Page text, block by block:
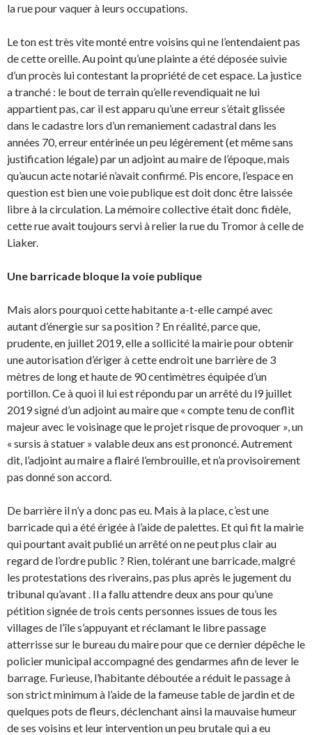
la rue pour vaquer à leurs occupations.
Le ton est très vite monté entre voisins qui ne l’entendaient pas
de cette oreille. Au point qu’une plainte a été déposée suivie
d’un procès lui contestant la propriété de cet espace. La justice
a tranché : le bout de terrain qu’elle revendiquait ne lui
appartient pas, car il est apparu qu’une erreur s’était glissée
dans le cadastre lors d’un remaniement cadastral dans les
années 70, erreur entérinée un peu légèrement (et même sans
justification légale) par un adjoint au maire de l’époque, mais
qu’aucun acte notarié n’avait confirmé. Pis encore, l’espace en
question est bien une voie publique est doit donc être laissée
libre à la circulation. La mémoire collective était donc fidèle,
cette rue avait toujours servi à relier la rue du Tromor à celle de
Liaker.
Une barricade bloque la voie publique
Mais alors pourquoi cette habitante a-t-elle campé avec
autant d’énergie sur sa position ? En réalité, parce que,
prudente, en juillet 2019, elle a sollicité la mairie pour obtenir
une autorisation d’ériger à cette endroit une barrière de 3
mètres de long et haute de 90 centimètres équipée d’un
portillon. Ce à quoi il lui est répondu par un arrêté du l9 juillet
2019 signé d’un adjoint au maire que « compte tenu de conflit
majeur avec le voisinage que le projet risque de provoquer », un
« sursis à statuer » valable deux ans est prononcé. Autrement
dit, l’adjoint au maire a flairé l’embrouille, et n’a provisoirement
pas donné son accord.
De barrière il n’y a donc pas eu. Mais à la place, c’est une
barricade qui a été érigée à l’aide de palettes. Et qui fit la mairie
qui pourtant avait publié un arrêté on ne peut plus clair au
regard de l’ordre public ? Rien, tolérant une barricade, malgré
les protestations des riverains, pas plus après le jugement du
tribunal qu’avant . Il a fallu attendre deux ans pour qu’une
pétition signée de trois cents personnes issues de tous les
villages de l’île s’appuyant et réclamant le libre passage
atterrisse sur le bureau du maire pour que ce dernier dépêche le
policier municipal accompagné des gendarmes afin de lever le
barrage. Furieuse, l’habitante déboutée a réduit le passage à
son strict minimum à l’aide de la fameuse table de jardin et de
quelques pots de fleurs, déclenchant ainsi la mauvaise humeur
de ses voisins et leur intervention un peu brutale qui a eu